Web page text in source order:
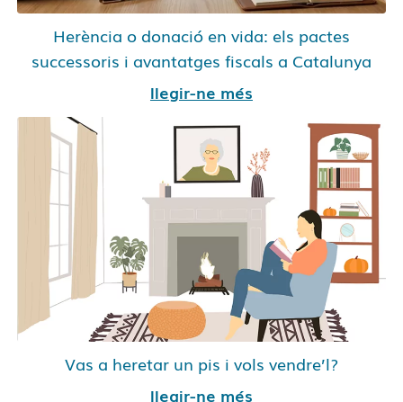
Herència o donació en vida: els pactes
successoris i avantatges fiscals a Catalunya
llegir-ne més
Vas a heretar un pis i vols vendre’l?
llegir-ne més